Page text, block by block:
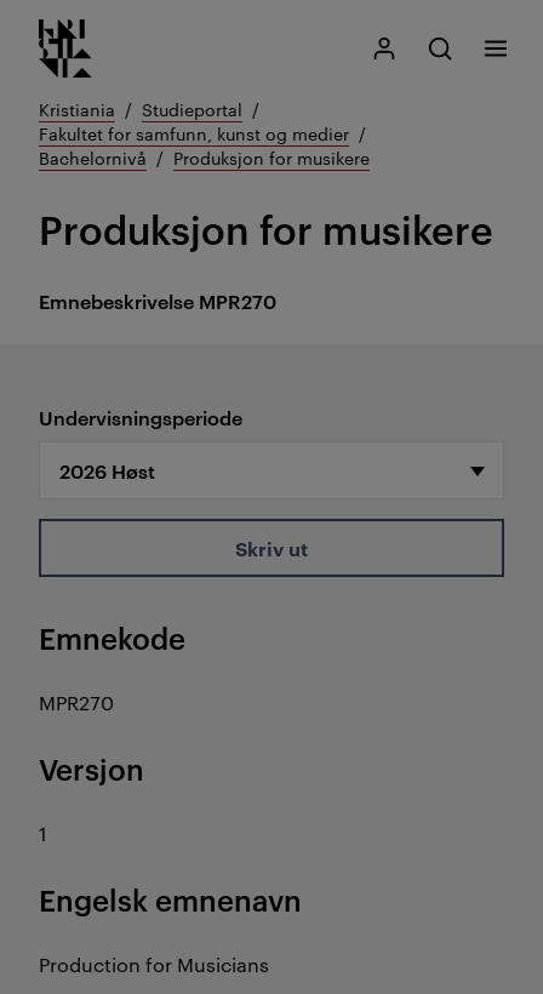
Gå
til
innhold
Kristiania logo
Mitt Kristiania
Åpne søk
Søk
Meny
Kristiania
Studieportal
Fakultet for samfunn, kunst og medier
Bachelornivå
Produksjon for musikere
Emnebeskrivelse MPR270
Produksjon for musikere
Undervisningsperiode
Skriv ut
Emnekode
MPR270
Versjon
1
Engelsk emnenavn
Production for Musicians